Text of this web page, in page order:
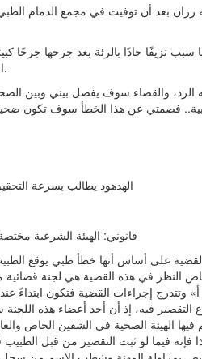
رزان بعد أن توفيت في مجمع الدمام
نزيفًا حادًا بالرئة بعد جرحها جرحًا
الذي تم ادخاله.
والقضاء سوف يفصل بيني وبين
الهدهود يطالب بسرعة
قانوني: الهيئة الشرعية
على أساس أنها خطأ طبي يوقع
النظر في هذه القضية هي لجنة
إجراءات القضية فتكون ابتداءً عند
فيه، إذ أن أحد أعضاء هذه
الهيئة الصحية في الشقين الخاص
فيما لو ثبت التقصير من قبل الطبيب